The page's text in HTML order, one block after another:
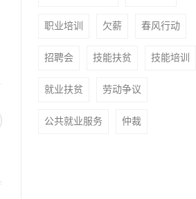
职业培训 欠薪 春风行动
招聘会 技能扶贫 技能培训
就业扶贫 劳动争议
公共就业服务 仲裁